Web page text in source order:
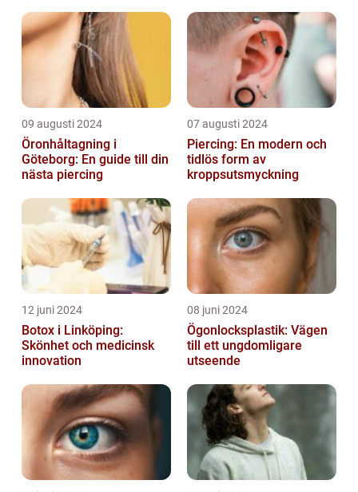
09 augusti 2024
Öronhåltagning i
Göteborg: En guide till din
nästa piercing
07 augusti 2024
Piercing: En modern och
tidlös form av
kroppsutsmyckning
12 juni 2024
Botox i Linköping:
Skönhet och medicinsk
innovation
08 juni 2024
Ögonlocksplastik: Vägen
till ett ungdomligare
utseende